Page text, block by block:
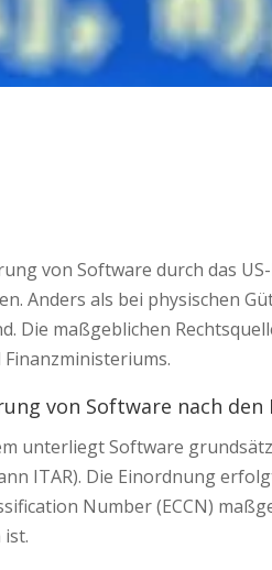
von Software durch das
Anders als bei physischen
Die maßgeblichen
von Software nach den
unterliegt Software
ITAR). Die Einordnung
Number (ECCN)